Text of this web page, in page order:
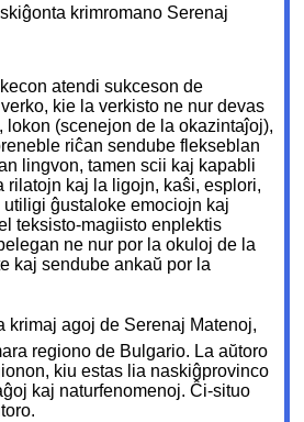
krimromano Serenaj
atendi sukceson de
kie la verkisto ne nur devas
lokon (scenejon de la okazintaĵoj),
riĉan sendube flekseblan
lingvon, tamen scii kaj kapabli
rilatojn kaj la ligojn, kaŝi, esplori,
ĝustaloke emociojn kaj
teksisto-magiisto enplektis
ne nur por la okuloj de la
kaj sendube ankaŭ por la
agoj de Serenaj Matenoj,
regiono de Bulgario. La aŭtoro
kiu estas lia naskiĝprovinco
kaj naturfenomenoj. Ĉi-situo